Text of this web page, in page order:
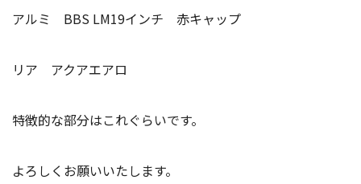
アルミ BBS LM19インチ 赤キャップ
リア アクアエアロ
特徴的な部分はこれぐらいです。
よろしくお願いいたします。